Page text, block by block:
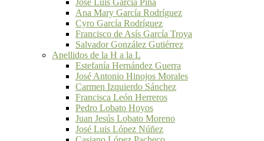
José Luis García Piña
Ana Mary García Rodríguez
Cyro García Rodríguez
Francisco de Asís García Troya
Salvador González Gutiérrez
Apellidos de la H a la L
Estefanía Hernández Guerra
José Antonio Hinojos Morales
Carmen Izquierdo Sánchez
Francisca León Herreros
Pedro Lobato Hoyos
Juan Jesús Lobato Moreno
José Luis López Núñez